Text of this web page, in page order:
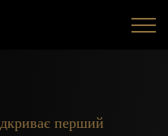
перший